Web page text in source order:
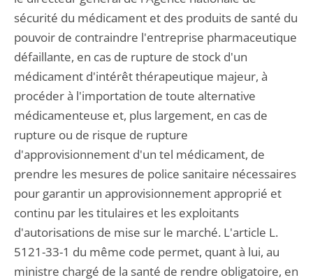
sécurité du médicament et des produits de santé du
pouvoir de contraindre l'entreprise pharmaceutique
défaillante, en cas de rupture de stock d'un
médicament d'intérêt thérapeutique majeur, à
procéder à l'importation de toute alternative
médicamenteuse et, plus largement, en cas de
rupture ou de risque de rupture
d'approvisionnement d'un tel médicament, de
prendre les mesures de police sanitaire nécessaires
pour garantir un approvisionnement approprié et
continu par les titulaires et les exploitants
d'autorisations de mise sur le marché. L'article L.
5121-33-1 du même code permet, quant à lui, au
ministre chargé de la santé de rendre obligatoire, en